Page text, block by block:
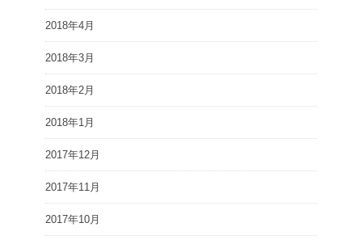
2018年4月
2018年3月
2018年2月
2018年1月
2017年12月
2017年11月
2017年10月